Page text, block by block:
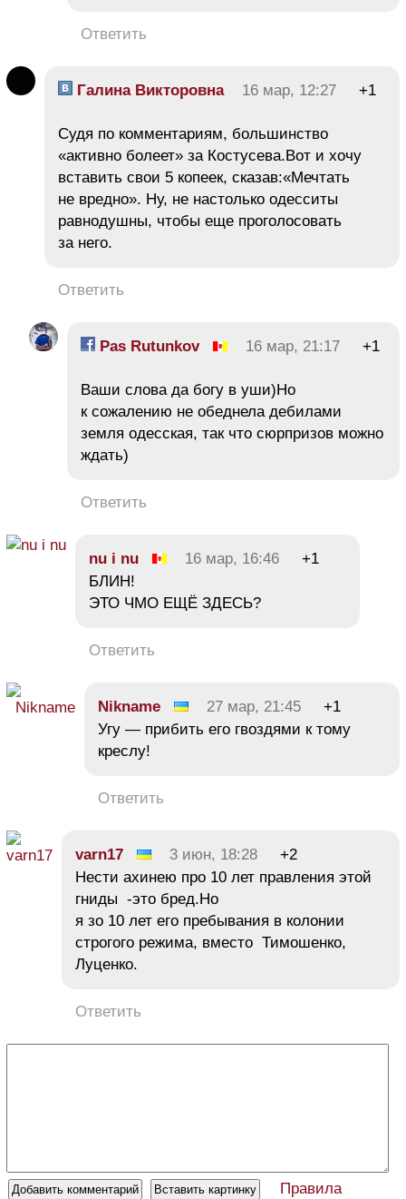
Ответить
Галина Викторовна 16 мар, 12:27 +1
Cудя по комментариям, большинство
«активно болеет» за Костусева.Вот и хочу
вставить свои 5 копеек, сказав:«Мечтать
не вредно». Ну, не настолько одесситы
равнодушны, чтобы еще проголосовать
за него.
Ответить
Pas Rutunkov 16 мар, 21:17 +1
Ваши слова да богу в уши)Но
к сожалению не обеднела дебилами
земля одесская, так что сюрпризов можно
ждать)
Ответить
nu i nu 16 мар, 16:46
+1
БЛИН!
ЭТО ЧМО ЕЩЁ ЗДЕСЬ?
Ответить
Nikname 27 мар, 21:45
+1
Угу — прибить его гвоздями к тому
креслу!
Ответить
varn17 3 июн, 18:28
+2
Нести ахинею про 10 лет правления этой
гниды -это бред.Но
я зо 10 лет его пребывания в колонии
строгого режима, вместо Тимошенко,
Луценко.
Ответить
Правила